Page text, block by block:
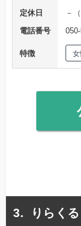
定休日
－
電話番号
特徴 女
りらく